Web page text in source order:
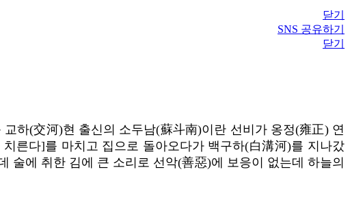
닫기
SNS 공유하기
닫기
하(交河)현 출신의 소두남(蘇斗南)이란 선비가 옹정(雍正) 연
른다]를 마치고 집으로 돌아오다가 백구하(白溝河)를 지나갔
술에 취한 김에 큰 소리로 선악(善惡)에 보응이 없는데 하늘의